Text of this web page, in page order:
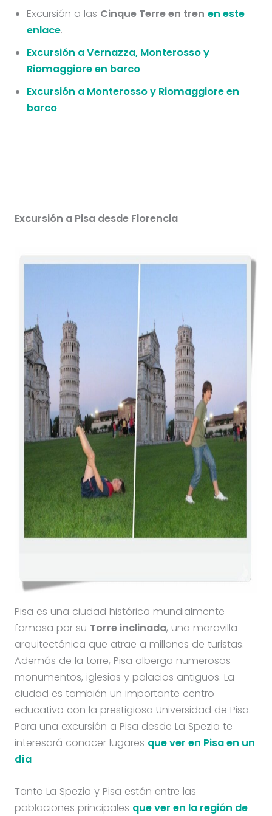
Excursión a las Cinque Terre en tren en este
enlace.
Excursión a Vernazza, Monterosso y
Riomaggiore en barco
Excursión a Monterosso y Riomaggiore en
barco
Excursión a Pisa desde Florencia
Pisa es una ciudad histórica mundialmente
famosa por su Torre inclinada, una maravilla
arquitectónica que atrae a millones de turistas.
Además de la torre, Pisa alberga numerosos
monumentos, iglesias y palacios antiguos. La
ciudad es también un importante centro
educativo con la prestigiosa Universidad de Pisa.
Para una excursión a Pisa desde La Spezia te
interesará conocer lugares que ver en Pisa en un
día
Tanto La Spezia y Pisa están entre las
poblaciones principales que ver en la región de